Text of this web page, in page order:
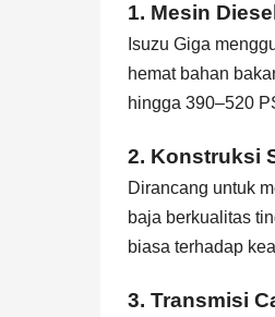
1. Mesin
Isuzu Giga
hemat bahan
hingga 390–520
2. Konstruksi
Dirancang untuk
baja berkualitas
biasa terhadap
3. Transmisi